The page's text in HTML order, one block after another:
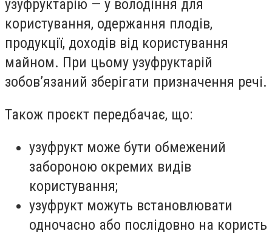
узуфруктарію — у володіння для
користування, одержання плодів,
продукції, доходів від користування
майном. При цьому узуфруктарій
зобов’язаний зберігати призначення речі.
Також проєкт передбачає, що:
узуфрукт може бути обмежений
забороною окремих видів
користування;
узуфрукт можуть встановлювати
одночасно або послідовно на користь